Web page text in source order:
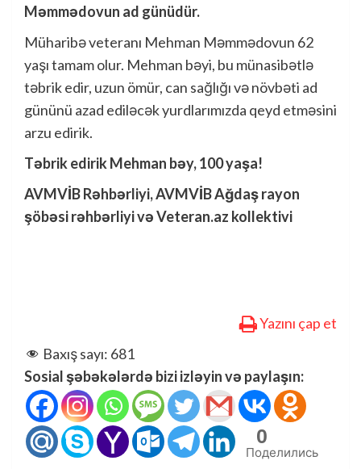
Məmmədovun ad günüdür.
Müharibə veteranı Mehman Məmmədovun 62
yaşı tamam olur. Mehman bəyi, bu münasibətlə
təbrik edir, uzun ömür, can sağlığı və növbəti ad
gününü azad ediləcək yurdlarımızda qeyd etməsini
arzu edirik.
Təbrik edirik Mehman bəy, 100 yaşa!
AVMVİB Rəhbərliyi, AVMVİB Ağdaş rayon
şöbəsi rəhbərliyi və Veteran.az kollektivi
Yazını çap et
Baxış sayı: 681
Sosial şəbəkələrdə bizi izləyin və paylaşın:
0
Поделились